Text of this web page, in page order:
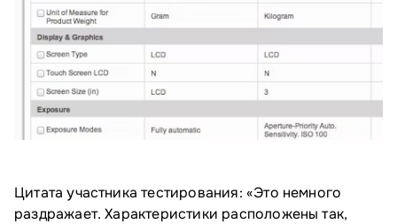
Цитата участника тестирования: «Это немного
раздражает. Характеристики расположены так,